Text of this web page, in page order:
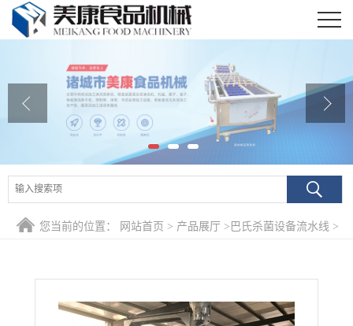
公司介绍
公司动态
产品展厅
联系我们
您当前的位置： 网站首页 > 产品展厅 > 巴氏杀菌设备流水线 >